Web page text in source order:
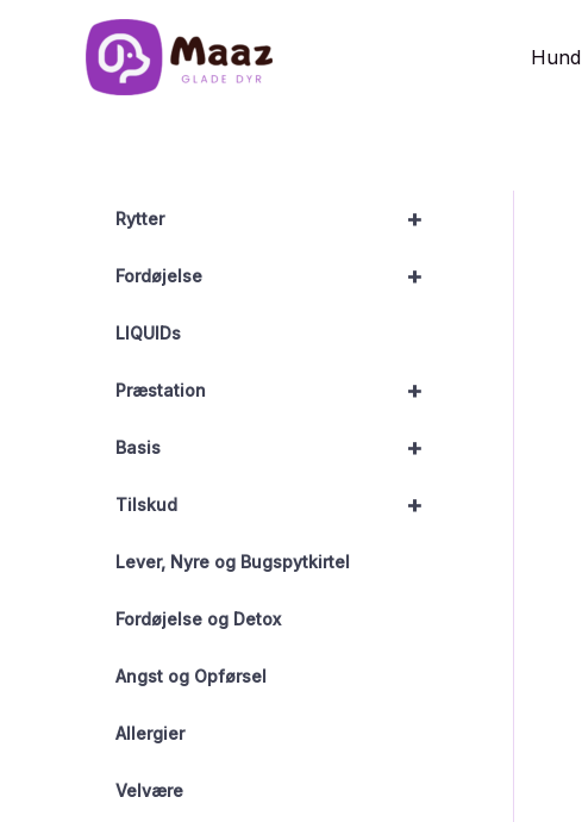
Hund
+
Rytter
+
Fordøjelse
LIQUIDs
+
Præstation
+
Basis
+
Tilskud
Lever, Nyre og Bugspytkirtel
Fordøjelse og Detox
Angst og Opførsel
Allergier
Velvære